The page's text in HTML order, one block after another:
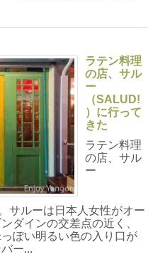
ラテン料理
の店、サル
ー
（SALUD!
）に行って
きた
ラテン料理
の店、サル
ー
サルーは日本人女性がオー
ダインの交差点の近く、
ぽい明るい色の入り口が
ー...